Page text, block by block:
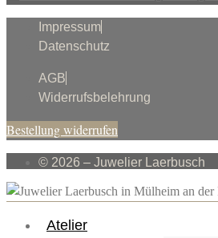
Impressum
Datenschutz
AGB
Widerrufsbelehrung
Bestellung widerrufen
© 2026 – Juwelier Laerbusch
Atelier